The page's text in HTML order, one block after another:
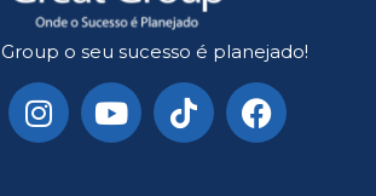
o seu sucesso é planejado!